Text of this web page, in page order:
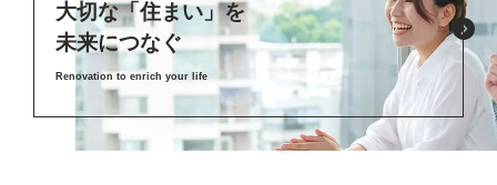
大切な「住まい」を
未来につなぐ
Renovation to enrich your life